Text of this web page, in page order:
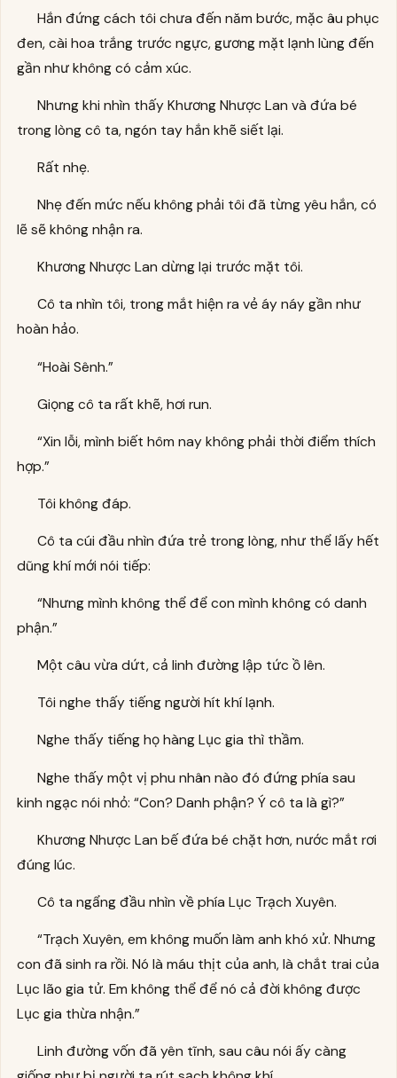
Hắn đứng cách tôi chưa đến năm bước, mặc âu phục
đen, cài hoa trắng trước ngực, gương mặt lạnh lùng đến
gần như không có cảm xúc.
Nhưng khi nhìn thấy Khương Nhược Lan và đứa bé
trong lòng cô ta, ngón tay hắn khẽ siết lại.
Rất nhẹ.
Nhẹ đến mức nếu không phải tôi đã từng yêu hắn, có
lẽ sẽ không nhận ra.
Khương Nhược Lan dừng lại trước mặt tôi.
Cô ta nhìn tôi, trong mắt hiện ra vẻ áy náy gần như
hoàn hảo.
“Hoài Sênh.”
Giọng cô ta rất khẽ, hơi run.
“Xin lỗi, mình biết hôm nay không phải thời điểm thích
hợp.”
Tôi không đáp.
Cô ta cúi đầu nhìn đứa trẻ trong lòng, như thể lấy hết
dũng khí mới nói tiếp:
“Nhưng mình không thể để con mình không có danh
phận.”
Một câu vừa dứt, cả linh đường lập tức ồ lên.
Tôi nghe thấy tiếng người hít khí lạnh.
Nghe thấy tiếng họ hàng Lục gia thì thầm.
Nghe thấy một vị phu nhân nào đó đứng phía sau
kinh ngạc nói nhỏ: “Con? Danh phận? Ý cô ta là gì?”
Khương Nhược Lan bế đứa bé chặt hơn, nước mắt rơi
đúng lúc.
Cô ta ngẩng đầu nhìn về phía Lục Trạch Xuyên.
“Trạch Xuyên, em không muốn làm anh khó xử. Nhưng
con đã sinh ra rồi. Nó là máu thịt của anh, là chắt trai của
Lục lão gia tử. Em không thể để nó cả đời không được
Lục gia thừa nhận.”
Linh đường vốn đã yên tĩnh, sau câu nói ấy càng